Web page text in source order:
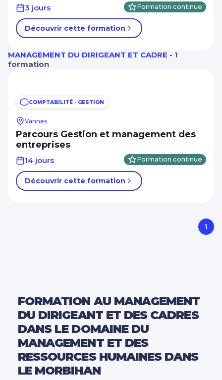
3 jours Formation continue
Découvrir cette formation
MANAGEMENT DU DIRIGEANT ET CADRE - 1
formation
COMPTABILITÉ - GESTION
Vannes
Parcours Gestion et management des
entreprises
14 jours Formation continue
Découvrir cette formation
1
FORMATION AU MANAGEMENT
DU DIRIGEANT ET DES CADRES
DANS LE DOMAINE DU
MANAGEMENT ET DES
RESSOURCES HUMAINES DANS
LE MORBIHAN